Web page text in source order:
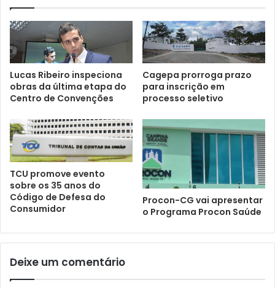
Lucas Ribeiro inspeciona
obras da última etapa do
Centro de Convenções
Cagepa prorroga prazo
para inscrição em
processo seletivo
TCU promove evento
sobre os 35 anos do
Código de Defesa do
Consumidor
Procon-CG vai apresentar
o Programa Procon Saúde
Deixe um comentário